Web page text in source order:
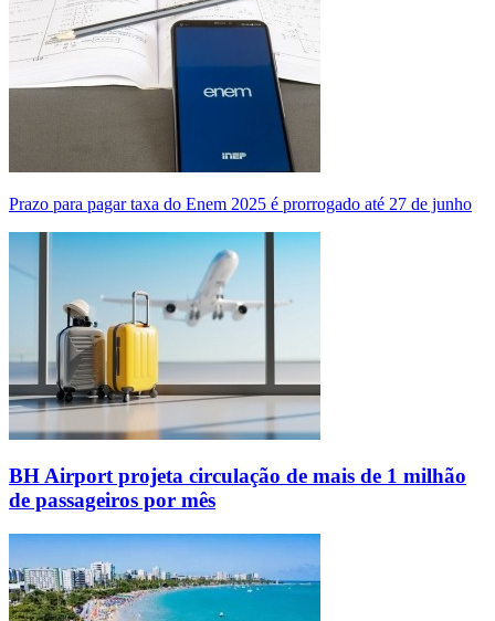
Prazo para pagar taxa do Enem 2025 é prorrogado até 27 de junho
BH Airport projeta circulação de mais de 1 milhão
de passageiros por mês